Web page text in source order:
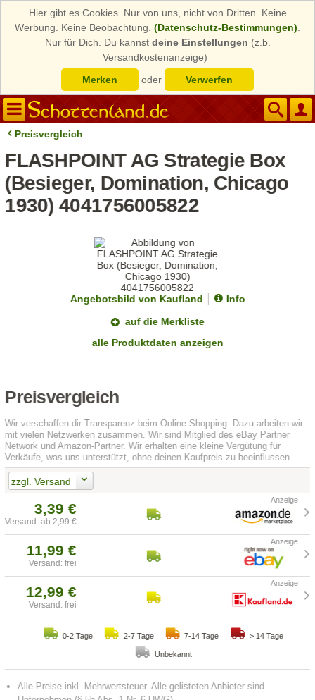
Hier gibt es Cookies. Nur von uns, nicht von Dritten. Keine
Werbung. Keine Beobachtung. (Datenschutz-Bestimmungen)
Nur für Dich. Du kannst deine Einstellungen (z.b.
Versandkostenanzeige)
Merken
oder Verwerfen
Preisvergleich
FLASHPOINT AG Strategie Box
(Besieger, Domination, Chicago
1930) 4041756005822
Angebotsbild von Kaufland
Info
auf die Merkliste
alle Produktdaten anzeigen
Preisvergleich
Wir verschaffen dir Transparenz beim Online-Shopping. Dazu arbeiten wir
mit vielen Netzwerken zusammen. Wir sind Mitglied des eBay Partner
Network und Amazon-Partner. Wir erhalten eine kleine Vergütung für
Verkäufe, was uns unterstützt, ohne deinen Kaufpreis zu beeinflussen.
zzgl. Versand
3,39 €
Versand: ab 2,99 €
11,99 €
Versand: frei
12,99 €
Versand: frei
0-2 Tage 2-7 Tage 7-14 Tage > 14 Tage
Unbekannt